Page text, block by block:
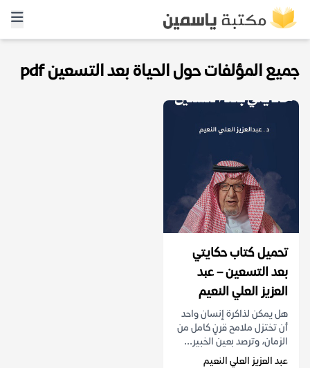
جميع المؤلفات حول الحياة بعد التسعين pdf
تحميل كتاب حكايتي
بعد التسعين – عبد
العزيز العلي النعيم
هل يمكن لذاكرة إنسان واحد
أن تختزل ملامح قرنٍ كامل من
الزمان، وترصد بعين الخبير...
عبد العزيز العلي النعيم